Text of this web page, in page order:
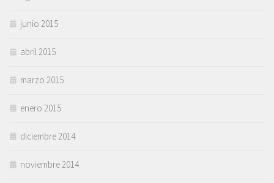
junio 2015
abril 2015
marzo 2015
enero 2015
diciembre 2014
noviembre 2014